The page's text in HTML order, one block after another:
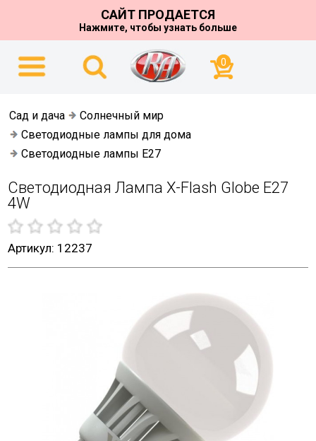
САЙТ ПРОДАЕТСЯ
Нажмите, чтобы узнать больше
0
Сад и дача
Солнечный мир
Светодиодные лампы для дома
Светодиодные лампы E27
Светодиодная Лампа X-Flash Globe E27
4W
Артикул: 12237